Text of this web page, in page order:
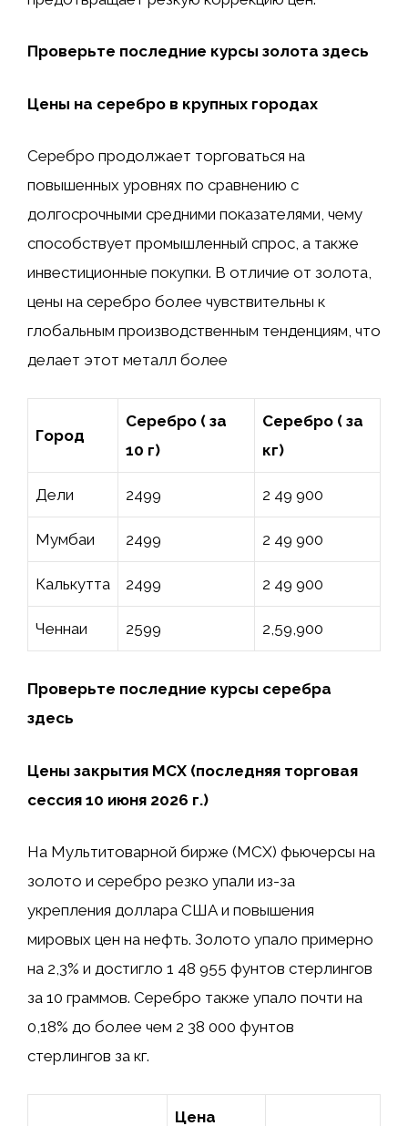
Проверьте последние курсы золота здесь
Цены на серебро в крупных городах
Серебро продолжает торговаться на
повышенных уровнях по сравнению с
долгосрочными средними показателями, чему
способствует промышленный спрос, а также
инвестиционные покупки. В отличие от золота,
цены на серебро более чувствительны к
глобальным производственным тенденциям, что
делает этот металл более
Город
Серебро (₹ за
10 г)
Серебро (₹ за
кг)
Дели 2499 2 49 900
Мумбаи 2499 2 49 900
Калькутта 2499 2 49 900
Ченнаи 2599 2,59,900
Проверьте последние курсы серебра
здесь
Цены закрытия MCX (последняя торговая
сессия 10 июня 2026 г.)
На Мультитоварной бирже (MCX) фьючерсы на
золото и серебро резко упали из-за
укрепления доллара США и повышения
мировых цен на нефть. Золото упало примерно
на 2,3% и достигло 1 48 955 фунтов стерлингов
за 10 граммов. Серебро также упало почти на
0,18% до более чем 2 38 000 фунтов
стерлингов за кг.
Цена